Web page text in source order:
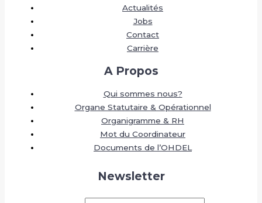
Actualités
Jobs
Contact
Carrière
A Propos
Qui sommes nous?
Organe Statutaire & Opérationnel
Organigramme & RH
Mot du Coordinateur
Documents de l’OHDEL
Newsletter